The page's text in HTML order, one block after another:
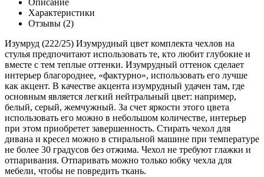
Описание
Характеристики
Отзывы (2)
Изумруд (222/25) Изумрудный цвет комплекта чехлов на
стулья предпочитают использовать те, кто любит глубокие и
вместе с тем теплые оттенки. Изумрудный оттенок сделает
интерьер благороднее, «фактурно», использовать его лучше
как акцент. В качестве акцента изумрудный удачен там, где
основным является легкий нейтральный цвет: например,
белый, серый, жемчужный. За счет яркости этого цвета
использовать его можно в небольшом количестве, интерьер
при этом приобретет завершенность. Стирать чехол для
дивана и кресел можно в стиральной машине при температуре
не более 30 градусов без отжима. Чехол не требуют глажки и
отпаривания. Отпаривать можно только юбку чехла для
мебели, чтобы не повредить ткань.